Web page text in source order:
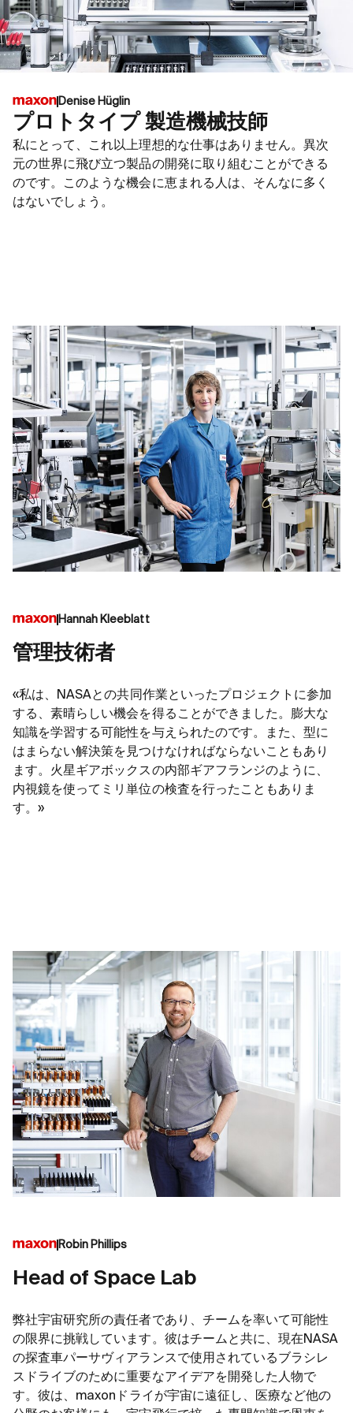
Denise Hüglin
プロトタイプ 製造機械技師
私にとって、これ以上理想的な仕事はありません。異次
元の世界に飛び立つ製品の開発に取り組むことができる
のです。このような機会に恵まれる人は、そんなに多く
はないでしょう。
Hannah Kleeblatt
管理技術者
«私は、NASAとの共同作業といったプロジェクトに参加
する、素晴らしい機会を得ることができました。膨大な
知識を学習する可能性を与えられたのです。また、型に
はまらない解決策を見つけなければならないこともあり
ます。火星ギアボックスの内部ギアフランジのように、
内視鏡を使ってミリ単位の検査を行ったこともありま
す。»
Robin Phillips
Head of Space Lab
弊社宇宙研究所の責任者であり、チームを率いて可能性
の限界に挑戦しています。彼はチームと共に、現在NASA
の探査車パーサヴィアランスで使用されているブラシレ
スドライブのために重要なアイデアを開発した人物で
す。彼は、maxonドライが宇宙に遠征し、医療など他の